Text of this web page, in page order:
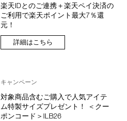
楽天IDとのご連携＋楽天ペイ決済の
ご利用で楽天ポイント最大7％還
元！
詳細はこちら
キャンペーン
対象商品含むご購入で人気アイテ
ム特製サイズプレゼント！ ＜クー
ポンコード＞ILB26